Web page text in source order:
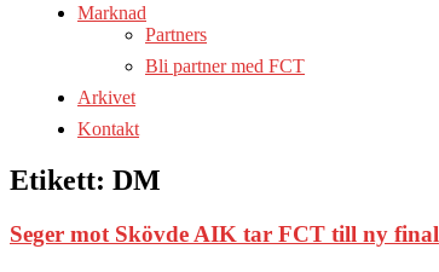
Marknad
Partners
Bli partner med FCT
Arkivet
Kontakt
Etikett: DM
Seger mot Skövde AIK tar FCT till ny final